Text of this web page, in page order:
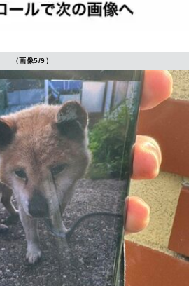
（画像5/9）